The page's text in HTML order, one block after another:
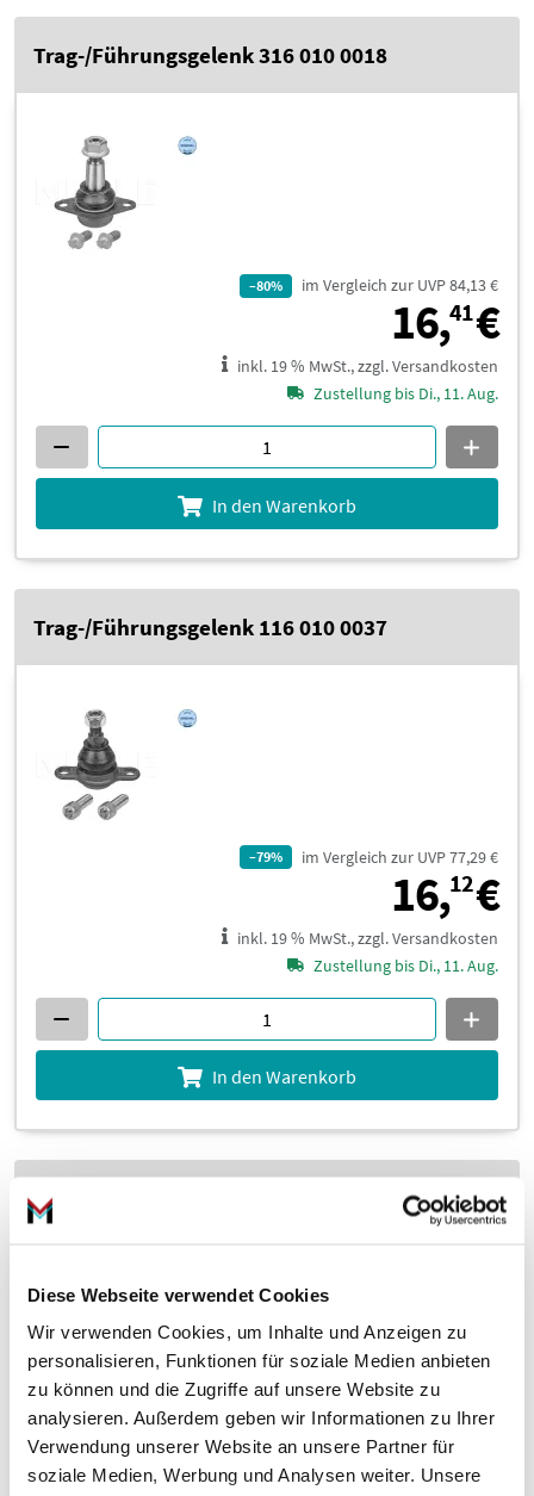
Diese Webseite verwendet Cookies
Wir verwenden Cookies, um Inhalte und Anzeigen zu
personalisieren, Funktionen für soziale Medien anbieten
zu können und die Zugriffe auf unsere Website zu
analysieren. Außerdem geben wir Informationen zu Ihrer
Verwendung unserer Website an unsere Partner für
soziale Medien, Werbung und Analysen weiter. Unsere
Trag-/Führungsgelenk 316 010 0018
–80% im Vergleich zur UVP 84,13 €
16,41€
inkl. 19 % MwSt., zzgl. Versandkosten
Zustellung bis Di., 11. Aug.
In den Warenkorb
Trag-/Führungsgelenk 116 010 0037
–79% im Vergleich zur UVP 77,29 €
16,12€
inkl. 19 % MwSt., zzgl. Versandkosten
Zustellung bis Di., 11. Aug.
In den Warenkorb
Trag-/Führungsgelenk 16-16 010 0019
–79% im Vergleich zur UVP 78,84 €
16,03 €